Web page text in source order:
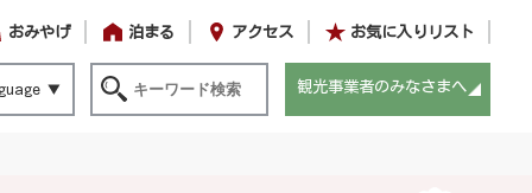
おみやげ 泊まる アクセス お気に入りリスト
観光事業者のみなさまへ